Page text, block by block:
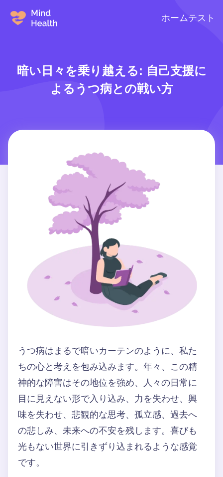
ホームテスト
暗い日々を乗り越える: 自己支援に
よるうつ病との戦い方
うつ病はまるで暗いカーテンのように、私た
ちの心と考えを包み込みます。年々、この精
神的な障害はその地位を強め、人々の日常に
目に見えない形で入り込み、力を失わせ、興
味を失わせ、悲観的な思考、孤立感、過去へ
の悲しみ、未来への不安を残します。喜びも
光もない世界に引きずり込まれるような感覚
です。